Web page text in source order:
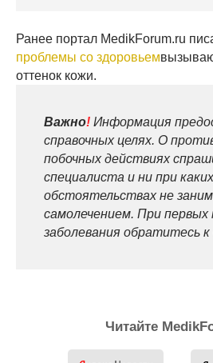
Ранее портал MedikForum.ru
проблемы со здоровьем
оттенок кожи.
Важно! Информация
справочных целях. О
побочных действиях
специалиста и ни при каких
обстоятельствах не
самолечением. При первых
заболевания обратитесь к
Читайте